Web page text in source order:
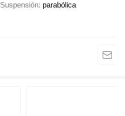
Suspensión parabólica